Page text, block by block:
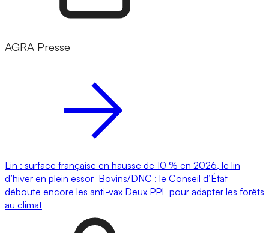
AGRA Presse
Lin : surface française en hausse de 10 % en 2026, le lin
d’hiver en plein essor Bovins/DNC : le Conseil d’État
déboute encore les anti-vax Deux PPL pour adapter les forêts
au climat